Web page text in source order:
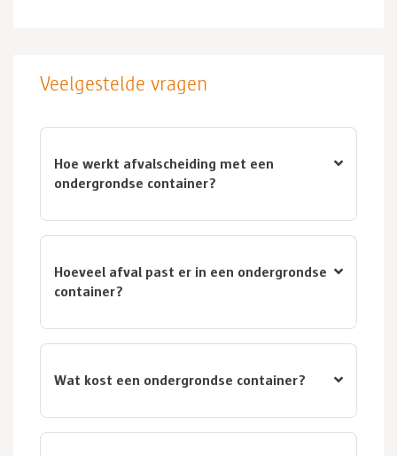
Veelgestelde vragen
Hoe werkt afvalscheiding met een
ondergrondse container?
Hoeveel afval past er in een ondergrondse
container?
Wat kost een ondergrondse container?